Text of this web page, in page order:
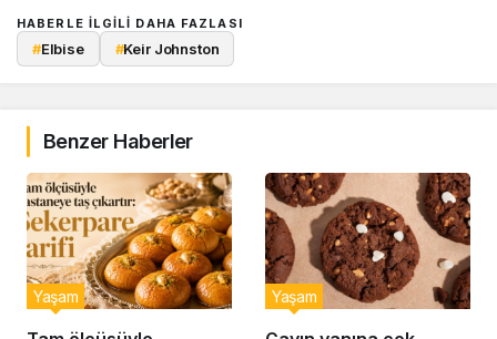
HABERLE ILGILI DAHA FAZLASI
#Elbise #Keir Johnston
Benzer Haberler
Yaşam Yaşam